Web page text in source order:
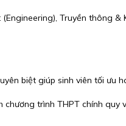
Truyền thông
biệt giúp sinh viên tối ưu
trình THPT chính